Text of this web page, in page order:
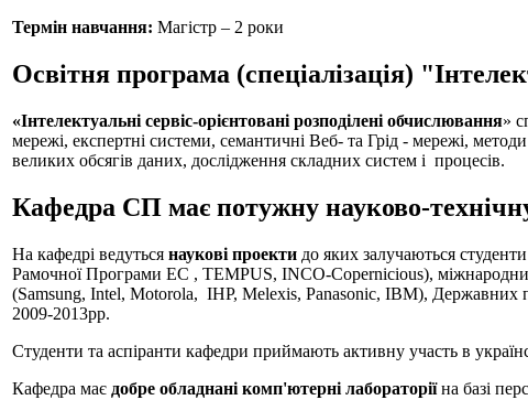
Термін навчання: Магістр – 2 роки
Освітня програма (спеціалізація)
«Інтелектуальні сервіс-орієнтовані розподілені обчислювання»
мережі, експертні системи, семантичні Веб- та Грід - мережі,
великих обсягів даних, дослідження складних систем і процесів.
Кафедра СП має потужну науково-
На кафедрi ведуться науковi проекти до яких залучаються
Рамочної Програми ЕС , TEMPUS, INCO-Copernicious),
(Samsung, Intel, Motorola, IHP, Melexis, Panasonic, IBM), Державних
2009-2013рр.
Студенти та аспiранти кафедри приймають активну участь в
Кафедра має добре обладнанi комп'ютернi лабораторiїна базі